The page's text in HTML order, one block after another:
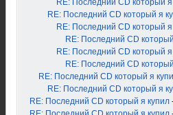
RE: Последний CD который я
RE: Последний CD который я
RE: Последний CD который я
RE: Последний CD
RE: Последний CD который я
RE: Последний CD
RE: Последний CD который я
RE: Последний CD который я
RE: Последний CD который я купил